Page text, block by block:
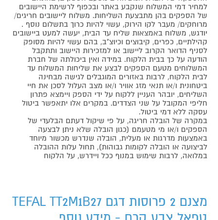
למחיר דמי המשלוח שנקבע באתר ובכפוף לרשימת היישובים
של הספקים בהן מתבצעת השליחות. משלוח ליישובים חריגים/
מרוחקים/ מעבר לקו הירוק, עשוי להיות כרוך בתשלום נוסף .
יודגש, משלוח באמצאות שליח עד הבית, יעשה למעט ביישובים
קהילתיים, כפרים, קיבוצים וכיוצ"ב, בהם עשוי להיות מסופק
לסניף הדואר הקרוב ליישוב או למזכירות היישוב ותתקבל
הודעה על כך בבית הלקוח. במידה ואין ביכולתה של חברת
המשלוחים מטעם הספקים לבצע את שליחות המשלוח עד
לבית הלקוח, לרבות באזורים המוגבלים לגישה מבחינה
ביטחונית ו/או תנאי מזג אוויר ו/או מצב העלול לסכן את חיי
השליחים, יובהר העניין ללקוח על ידי הספק ויימצא פתרון
חליפי המקובל על שני הצדדים. במקרים אלו יתאפשר ביטול
עסקה ללא דמי ביטול.
במקרה של הובלה חריגה, על פי שיקול דעתם הבלעדי של
הספקים ו/או מי מטעמם (כגון הובלה שלא ניתן לבצעה
באמצעות מדרגות או מעלית, הובלה שנדרש מכשור מיוחד
לביצועה או הובלה לקומות גבוהות), תחול עלות ההובלה
במלואה, לרבות שימוש במנוף ככל ויידרש, על הלקוח
מצנם 2 פרוסות דגם TEFAL TT2M1B27